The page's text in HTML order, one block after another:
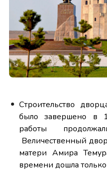
Строительство
было завершено в
работы
Величественный
матери Амира
времени дошла только